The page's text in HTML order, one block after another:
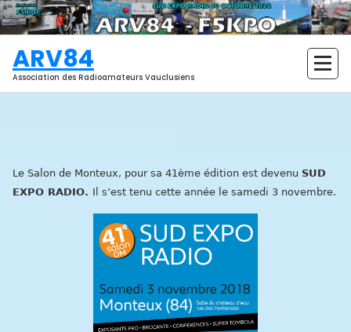
Aller
au
contenu
ARV84
Association des Radioamateurs Vauclusiens
Le Salon de Monteux, pour sa 41ème édition est devenu SUD
EXPO RADIO. Il s’est tenu cette année le samedi 3 novembre.